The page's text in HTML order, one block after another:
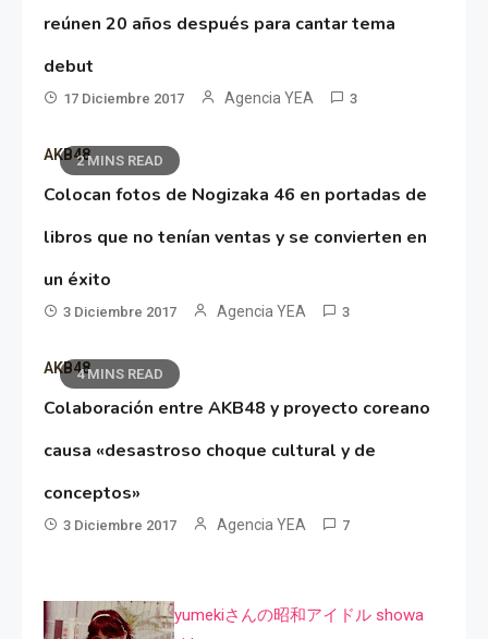
reúnen 20 años después para cantar tema
debut
17 Diciembre 2017 Agencia YEA 3
2 MINS READ
AKB48
Colocan fotos de Nogizaka 46 en portadas de
libros que no tenían ventas y se convierten en
un éxito
3 Diciembre 2017 Agencia YEA 3
4 MINS READ
AKB48
Colaboración entre AKB48 y proyecto coreano
causa «desastroso choque cultural y de
conceptos»
3 Diciembre 2017 Agencia YEA 7
yumekiさんの昭和アイドル showa